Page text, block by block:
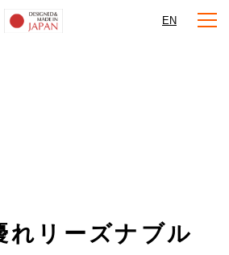
EN
れリーズナブル